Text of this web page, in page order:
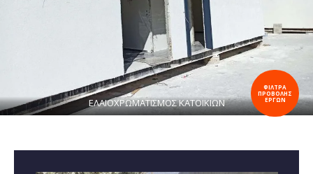
ΦΙΛΤΡΑ
ΠΡΟΒΟΛΗΣ
ΕΡΓΩΝ
ΕΛΑΙΟΧΡΩΜΑΤΙΣΜΟΣ ΚΑΤΟΙΚΙΩΝ